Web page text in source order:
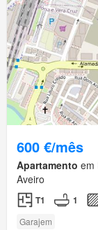
600 €/mês
Apartamento em
Aveiro
T1 1
Garajem